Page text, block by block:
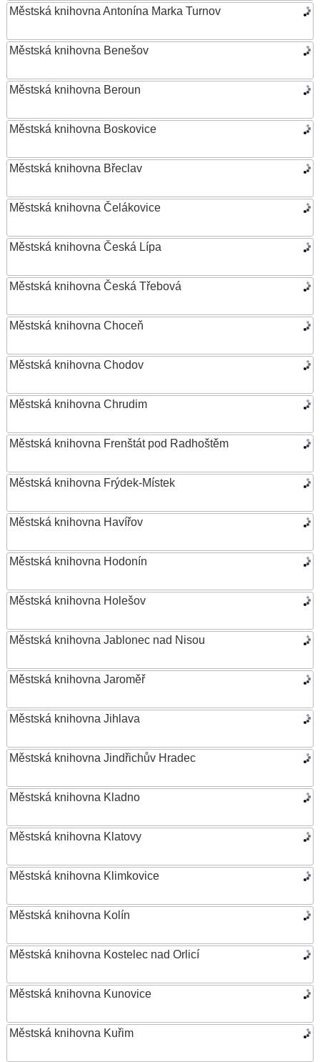
Městská knihovna Antonína Marka Turnov
Městská knihovna Benešov
Městská knihovna Beroun
Městská knihovna Boskovice
Městská knihovna Břeclav
Městská knihovna Čelákovice
Městská knihovna Česká Lípa
Městská knihovna Česká Třebová
Městská knihovna Choceň
Městská knihovna Chodov
Městská knihovna Chrudim
Městská knihovna Frenštát pod Radhoštěm
Městská knihovna Frýdek-Místek
Městská knihovna Havířov
Městská knihovna Hodonín
Městská knihovna Holešov
Městská knihovna Jablonec nad Nisou
Městská knihovna Jaroměř
Městská knihovna Jihlava
Městská knihovna Jindřichův Hradec
Městská knihovna Kladno
Městská knihovna Klatovy
Městská knihovna Klimkovice
Městská knihovna Kolín
Městská knihovna Kostelec nad Orlicí
Městská knihovna Kunovice
Městská knihovna Kuřim